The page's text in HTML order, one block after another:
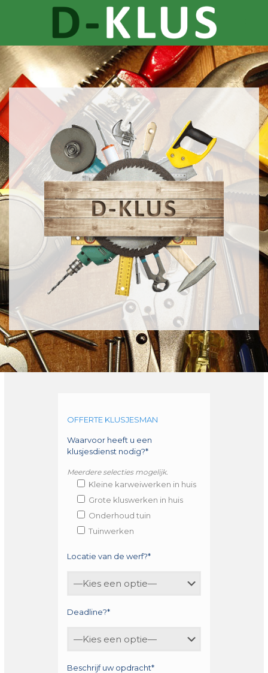
OFFERTE KLUSJESMAN
Waarvoor heeft u een
klusjesdienst nodig?*
Meerdere selecties mogelijk.
Kleine karweiwerken in huis
Grote kluswerken in huis
Onderhoud tuin
Tuinwerken
Locatie van de werf?*
Deadline?*
Beschrijf uw opdracht*